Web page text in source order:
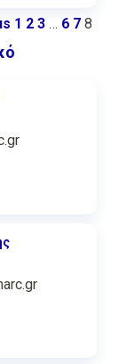
1 2 3 … 6 7 8